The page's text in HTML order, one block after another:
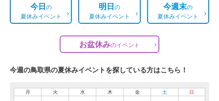
今日の
夏休みイベント
明日の
夏休みイベント
今週末の
夏休みイベント
お盆休みのイベント
今週の鳥取県の夏休みイベントを探している方はこちら！
月 火 水 木 金 土 日